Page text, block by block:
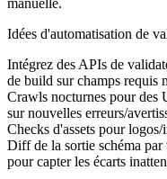
Idées d'automatisation de
Intégrez des APIs de
de build sur champs requis
Crawls nocturnes pour des
sur nouvelles erreurs/
Checks d'assets pour
Diff de la sortie schéma par
pour capter les écarts